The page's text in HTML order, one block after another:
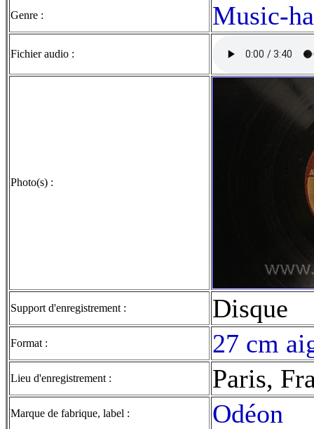
Genre : Music-
Fichier audio :
Photo(s) :
Support d'enregistrement : Disque
Format : 27 cm
Lieu d'enregistrement : Paris,
Marque de fabrique, label : Odéon